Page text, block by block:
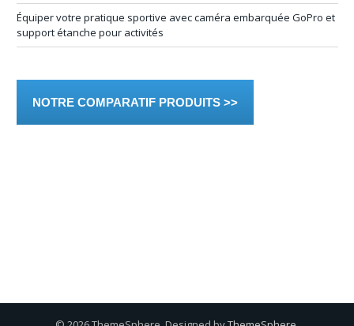
Équiper votre pratique sportive avec caméra embarquée GoPro et
support étanche pour activités
NOTRE COMPARATIF PRODUITS >>